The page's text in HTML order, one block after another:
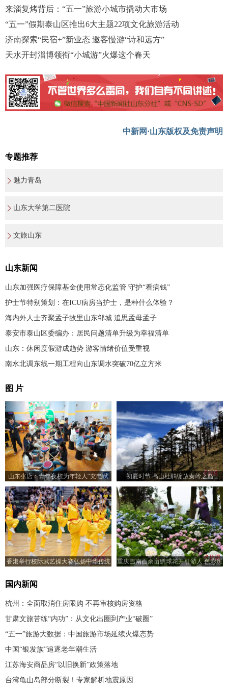
来淄复烤背后：“五一”旅游小城市撬动大市场
“五一”假期泰山区推出6大主题22项文化旅游活动
济南探索“民宿+”新业态 邀客慢游“诗和远方”
天水开封淄博领衔“小城游”火爆这个春天
中新网·山东版权及免责声明
专题推荐
魅力青岛
山东大学第二医院
文旅山东
山东新闻
山东加强医疗保障基金使用常态化监管 守护“看病钱”
护士节特别策划：在ICU病房当护士，是种什么体验？
海内外人士齐聚孟子故里山东邹城 追思孟母孟子
泰安市泰山区委编办：居民问题清单升级为幸福清单
山东：休闲度假游成趋势 游客情绪价值受重视
南水北调东线一期工程向山东调水突破70亿立方米
图 片
山东张店：青年夜校为年轻人“充电赋
能”
初夏时节 高山杜鹃绽放秦岭之巅
香港举行校际武艺操大赛弘扬中华传统
重庆巴南百余亩绣球花开引游人 色彩斑
国内新闻
杭州：全面取消住房限购 不再审核购房资格
甘肃文旅苦练“内功”：从文化出圈到产业“破圈”
“五一”旅游大数据：中国旅游市场延续火爆态势
中国“银发族”追逐老年潮生活
江苏海安商品房“以旧换新”政策落地
台湾龟山岛部分断裂！专家解析地震原因